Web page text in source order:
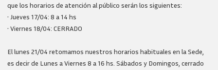
que los horarios de atención al público serán los siguientes:
• Jueves 17/04: 8 a 14 hs
• Viernes 18/04: CERRADO
El lunes 21/04 retomamos nuestros horarios habituales en la Sede,
es decir de Lunes a Viernes 8 a 16 hs. Sábados y Domingos, cerrado